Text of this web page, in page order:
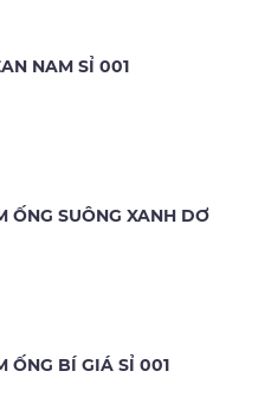
NAM SỈ 001
ỐNG SUÔNG XANH DƠ
ỐNG BÍ GIÁ SỈ 001